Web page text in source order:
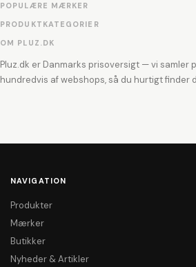
POPULÆRE MÆRKER
PRODUKTKATEGORIER
OM PLUZ.DK
Pluz.dk er Danmarks prisoversigt — vi samler
hundredvis af webshops, så du hurtigt finder
NAVIGATION
Produkter
Mærker
Butikker
Nyheder & Artikler